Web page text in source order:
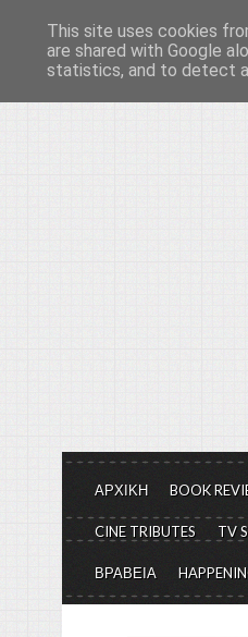
Το μεγαλείο
Είμαστε πάντα εδώ
ΑΡΧΙΚΗ BOOK
CINE TRIBUTES TV
ΒΡΑΒΕΙΑ
This site uses cookies
are shared with Google
statistics, and to detect